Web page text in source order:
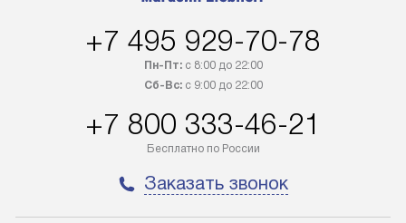
регионы осуществляется через
100% предоплаты наша компания
до представительства
транспортной компании в городе
условия доставки у менеджера при
Стоимость
обеспечивают
+7 495 929-70-78
Пн-Пт:с 8:00 до 22:00
Сб-Вс:с 9:00 до 22:00
+7 800 333-46-21
Бесплатно по России
Заказать звонок